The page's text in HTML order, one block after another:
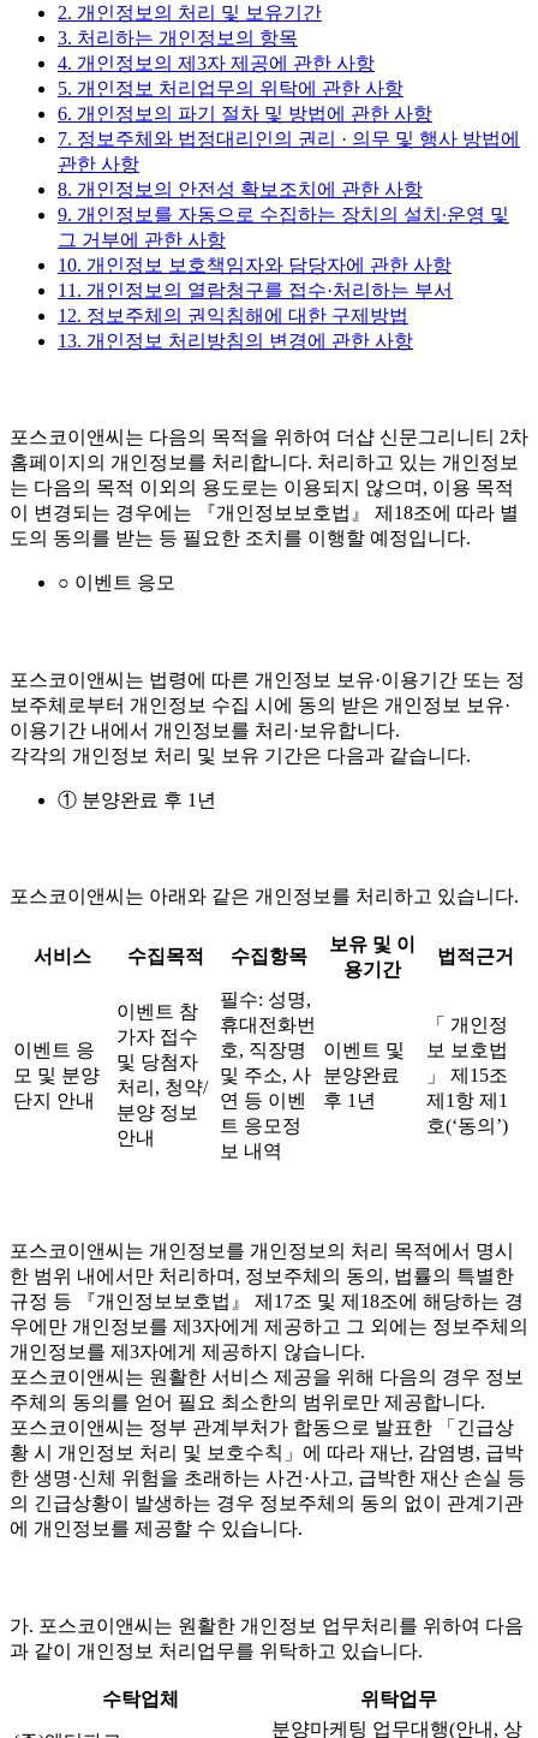
2. 개인정보의 처리 및 보유기간
3. 처리하는 개인정보의 항목
4. 개인정보의 제3자 제공에 관한 사항
5. 개인정보 처리업무의 위탁에 관한 사항
6. 개인정보의 파기 절차 및 방법에 관한 사항
7. 정보주체와 법정대리인의 권리 · 의무 및 행사 방법에
관한 사항
8. 개인정보의 안전성 확보조치에 관한 사항
9. 개인정보를 자동으로 수집하는 장치의 설치∙운영 및
그 거부에 관한 사항
10. 개인정보 보호책임자와 담당자에 관한 사항
11. 개인정보의 열람청구를 접수·처리하는 부서
12. 정보주체의 권익침해에 대한 구제방법
13. 개인정보 처리방침의 변경에 관한 사항
포스코이앤씨는 다음의 목적을 위하여 더샵 신문그리니티 2차
홈페이지의 개인정보를 처리합니다. 처리하고 있는 개인정보
는 다음의 목적 이외의 용도로는 이용되지 않으며, 이용 목적
이 변경되는 경우에는 『개인정보보호법』 제18조에 따라 별
도의 동의를 받는 등 필요한 조치를 이행할 예정입니다.
○ 이벤트 응모
포스코이앤씨는 법령에 따른 개인정보 보유·이용기간 또는 정
보주체로부터 개인정보 수집 시에 동의 받은 개인정보 보유·
이용기간 내에서 개인정보를 처리·보유합니다.
각각의 개인정보 처리 및 보유 기간은 다음과 같습니다.
① 분양완료 후 1년
포스코이앤씨는 아래와 같은 개인정보를 처리하고 있습니다.
서비스 수집목적 수집항목
보유 및 이
용기간
법적근거
이벤트 응
모 및 분양
단지 안내
이벤트 참
가자 접수
및 당첨자
처리, 청약/
분양 정보
안내
필수: 성명,
휴대전화번
호, 직장명
및 주소, 사
연 등 이벤
트 응모정
보 내역
이벤트 및
분양완료
후 1년
「 개인정
보 보호법
」 제15조
제1항 제1
호(‘동의’)
포스코이앤씨는 개인정보를 개인정보의 처리 목적에서 명시
한 범위 내에서만 처리하며, 정보주체의 동의, 법률의 특별한
규정 등 『개인정보보호법』 제17조 및 제18조에 해당하는 경
우에만 개인정보를 제3자에게 제공하고 그 외에는 정보주체의
개인정보를 제3자에게 제공하지 않습니다.
포스코이앤씨는 원활한 서비스 제공을 위해 다음의 경우 정보
주체의 동의를 얻어 필요 최소한의 범위로만 제공합니다.
포스코이앤씨는 정부 관계부처가 합동으로 발표한 「긴급상
황 시 개인정보 처리 및 보호수칙」에 따라 재난, 감염병, 급박
한 생명·신체 위험을 초래하는 사건·사고, 급박한 재산 손실 등
의 긴급상황이 발생하는 경우 정보주체의 동의 없이 관계기관
에 개인정보를 제공할 수 있습니다.
가. 포스코이앤씨는 원활한 개인정보 업무처리를 위하여 다음
과 같이 개인정보 처리업무를 위탁하고 있습니다.
수탁업체 위탁업무
분양마케팅 업무대행(안내, 상